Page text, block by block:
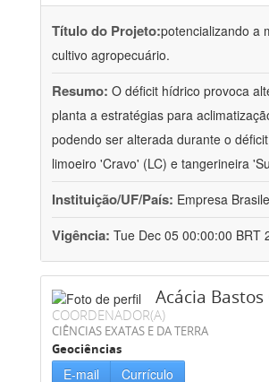
Título do Projeto:potencializando a
cultivo agropecuário.
Resumo: O déficit hídrico provoca
planta a estratégias para
podendo ser alterada durante o
limoeiro 'Cravo' (LC) e tangerineira
Instituição/UF/País: Empresa
Vigência: Tue Dec 05 00:00:00 BRT
Acácia
COORDENADOR(A)
CIÊNCIAS EXATAS E DA TERRA
Geociências
E-mail Currículo